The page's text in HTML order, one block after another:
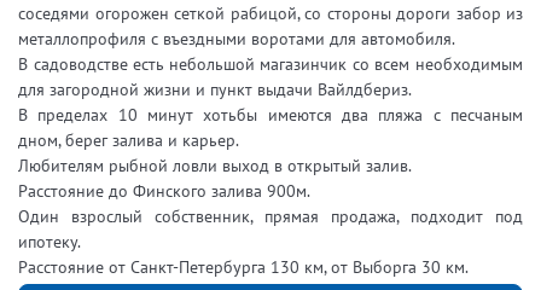
соседями огорожен сеткой рабицой, со стороны дороги забор из
металлопрофиля с въездными воротами для автомобиля.
В садоводстве есть небольшой магазинчик со всем необходимым
для загородной жизни и пункт выдачи Вайлдбериз.
В пределах 10 минут хотьбы имеются два пляжа с песчаным
дном, берег залива и карьер.
Любителям рыбной ловли выход в открытый залив.
Расстояние до Финского залива 900м.
Один взрослый собственник, прямая продажа, подходит под
ипотеку.
Расстояние от Санкт-Петербурга 130 км, от Выборга 30 км.